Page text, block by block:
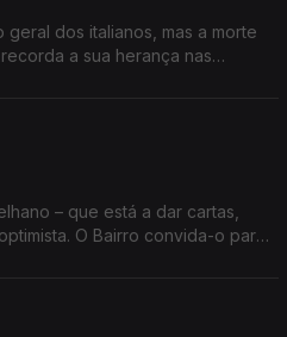
dos italianos, mas a morte
a sua herança nas
– que está a dar cartas,
O Bairro convida-o para